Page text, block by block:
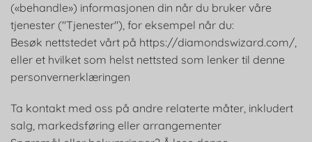
(«behandle») informasjonen din når du bruker våre
tjenester ("Tjenester"), for eksempel når du:
Besøk nettstedet vårt på https://diamondswizard.com/,
eller et hvilket som helst nettsted som lenker til denne
personvernerklæringen
Ta kontakt med oss på andre relaterte måter, inkludert
salg, markedsføring eller arrangementer